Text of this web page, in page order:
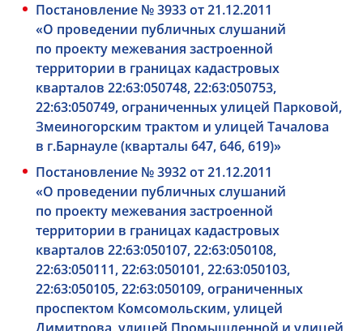
Постановление № 3933 от 21.12.2011
«О проведении публичных слушаний
по проекту межевания застроенной
территории в границах кадастровых
кварталов 22:63:050748, 22:63:050753,
22:63:050749, ограниченных улицей Парковой,
Змеиногорским трактом и улицей Тачалова
в г.Барнауле (кварталы 647, 646, 619)»
Постановление № 3932 от 21.12.2011
«О проведении публичных слушаний
по проекту межевания застроенной
территории в границах кадастровых
кварталов 22:63:050107, 22:63:050108,
22:63:050111, 22:63:050101, 22:63:050103,
22:63:050105, 22:63:050109, ограниченных
проспектом Комсомольским, улицей